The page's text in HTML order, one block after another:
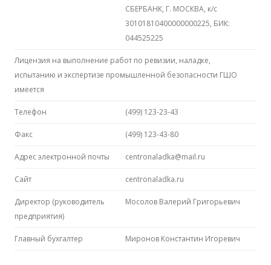
СБЕРБАНК, Г. МОСКВА, к/с
30101810400000000225, БИК:
044525225
Лицензия на выполнение работ по ревизии, наладке,
испытанию и экспертизе промышленной безопасности ГШО
имеется
Телефон (499) 123-23-43
Факс (499) 123-43-80
Адрес электронной почты centronaladka@mail.ru
Сайт centronaladka.ru
Директор (руководитель
предприятия)
Мосолов Валерий Григорьевич
Главный бухгалтер Миронов Константин Игоревич